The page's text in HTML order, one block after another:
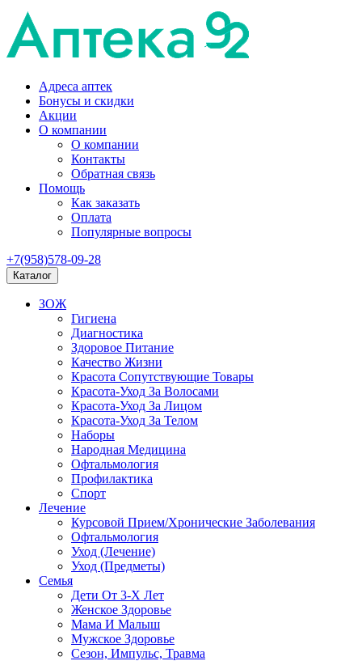
Адреса аптек
Бонусы и скидки
Акции
О компании
О компании
Контакты
Обратная связь
Помощь
Как заказать
Оплата
Популярные вопросы
+7(958)578-09-28
Каталог
ЗОЖ
Гигиена
Диагностика
Здоровое Питание
Качество Жизни
Красота Сопутствующие Товары
Красота-Уход За Волосами
Красота-Уход За Лицом
Красота-Уход За Телом
Наборы
Народная Медицина
Офтальмология
Профилактика
Спорт
Лечение
Курсовой Прием/Хронические Заболевания
Офтальмология
Уход (Лечение)
Уход (Предметы)
Семья
Дети От 3-Х Лет
Женское Здоровье
Мама И Малыш
Мужское Здоровье
Сезон, Импульс, Травма